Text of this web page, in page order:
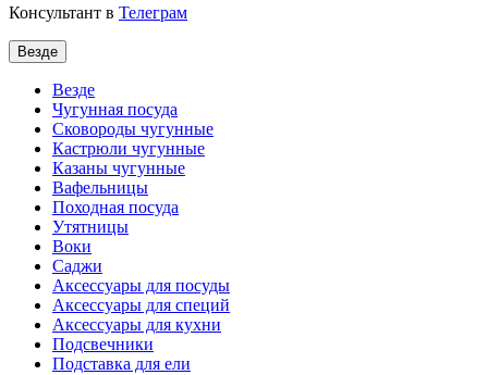
Консультант в Телеграм
Везде
Везде
Чугунная посуда
Сковороды чугунные
Кастрюли чугунные
Казаны чугунные
Вафельницы
Походная посуда
Утятницы
Bоки
Саджи
Аксессуары для посуды
Аксессуары для специй
Аксессуары для кухни
Подсвечники
Подставка для ели